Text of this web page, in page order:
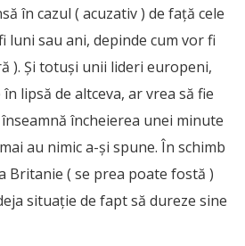
în cazul ( acuzativ ) de faţă cele
luni sau ani, depinde cum vor fi
). Şi totuşi unii lideri europeni,
lipsă de altceva, ar vrea să fie
încheierea unei minute
au nimic a-şi spune. În schimb
Britanie ( se prea poate fostă )
situaţie de fapt să dureze sine